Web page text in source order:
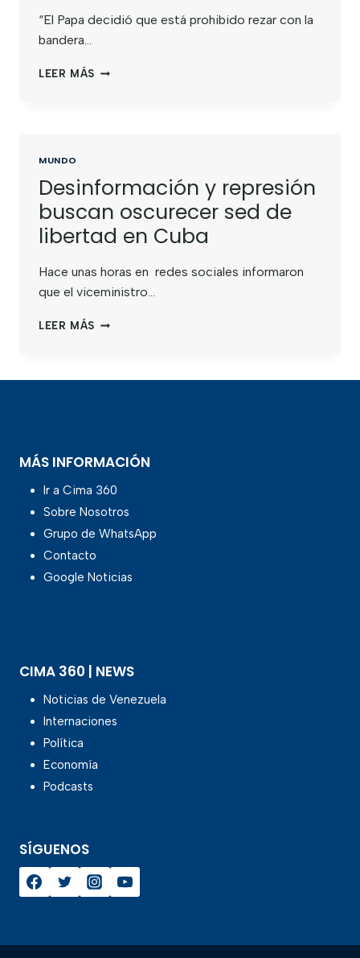
“El Papa decidió que está prohibido rezar con la
bandera…
LEER MÁS
MUNDO
Desinformación y represión
buscan oscurecer sed de
libertad en Cuba
Hace unas horas en redes sociales informaron
que el viceministro…
LEER MÁS
MÁS INFORMACIÓN
Ir a Cima 360
Sobre Nosotros
Grupo de WhatsApp
Contacto
Google Noticias
CIMA 360 | NEWS
Noticias de Venezuela
Internaciones
Política
Economía
Podcasts
SÍGUENOS